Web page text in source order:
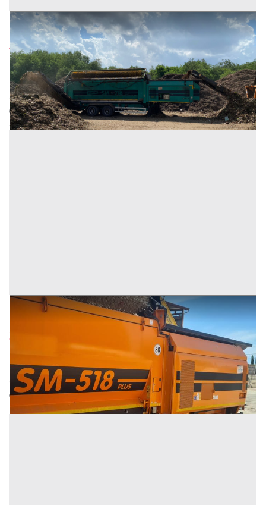
Vaglio Doppstadt SM 718 Profi
Inserito il: 06/07/2022
Milano (Milano)
Annuncio scaduto
Prezzo
75.000 €
Codice annuncio:1385215474
Vaglio Doppstadt SM 518
Inserito il: 06/07/2022
Milano (Milano)
Annuncio scaduto
205.000 €
Codice annuncio:1945772386